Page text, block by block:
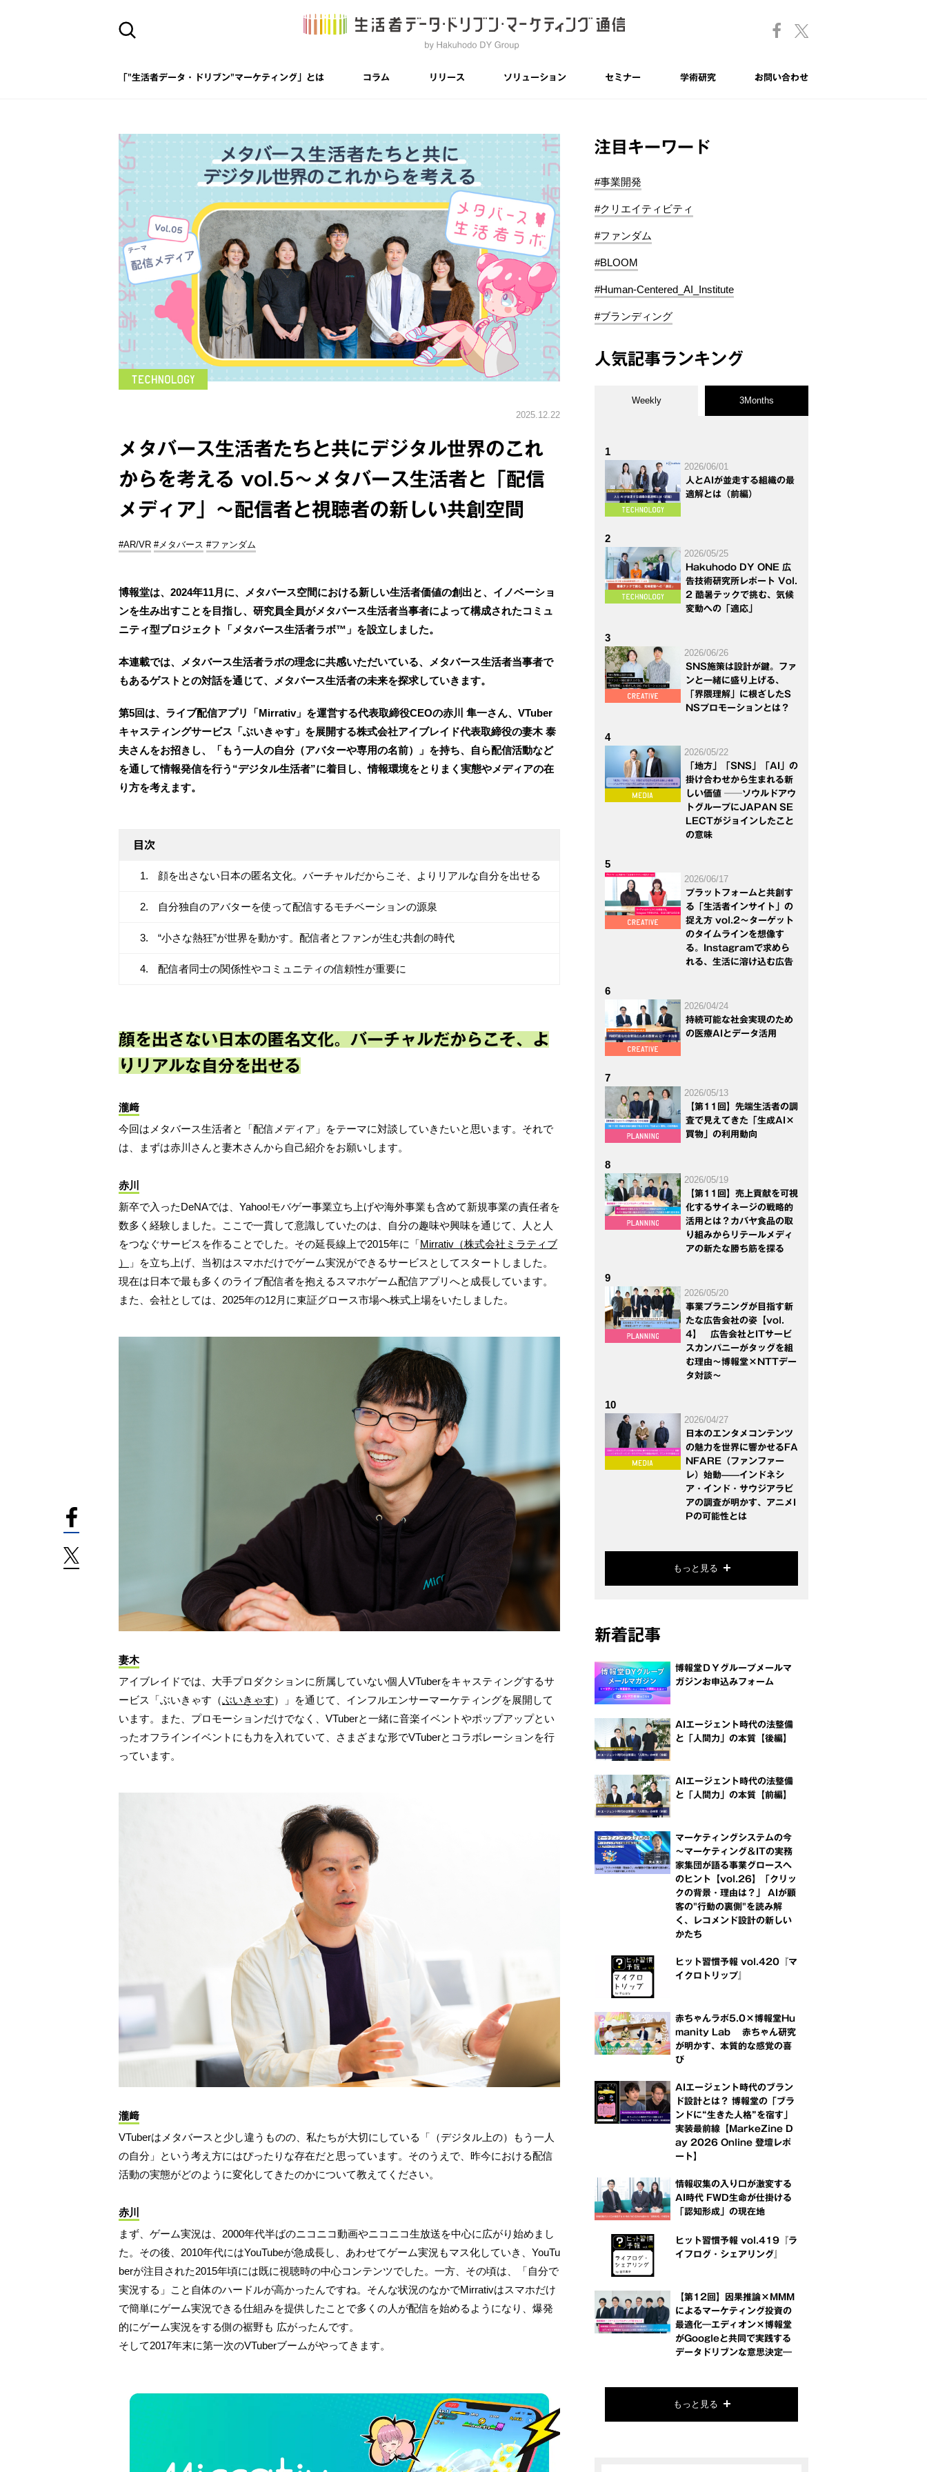
「"生活者データ・ドリブン"マーケティング」とは コラム リリース ソリューション セミナー 学術研究 お問い合わせ
2025.12.22
メタバース生活者たちと共にデジタル世界のこれ
からを考える vol.5～メタバース生活者と「配信
メディア」～配信者と視聴者の新しい共創空間
#AR/VR #メタバース #ファンダム
博報堂は、2024年11月に、メタバース空間における新しい生活者価値の創出と、イノベーショ
ンを生み出すことを目指し、研究員全員がメタバース生活者当事者によって構成されたコミュ
ニティ型プロジェクト「メタバース生活者ラボ™」を設立しました。
本連載では、メタバース生活者ラボの理念に共感いただいている、メタバース生活者当事者で
もあるゲストとの対話を通じて、メタバース生活者の未来を探求していきます。
第5回は、ライブ配信アプリ「Mirrativ」を運営する代表取締役CEOの赤川 隼一さん、VTuber
キャスティングサービス「ぶいきゃす」を展開する株式会社アイブレイド代表取締役の妻木 泰
夫さんをお招きし、「もう一人の自分（アバターや専用の名前）」を持ち、自ら配信活動など
を通して情報発信を行う“デジタル生活者”に着目し、情報環境をとりまく実態やメディアの在
り方を考えます。
目次
顔を出さない日本の匿名文化。バーチャルだからこそ、よりリアルな自分を出せる
自分独自のアバターを使って配信するモチベーションの源泉
“小さな熱狂”が世界を動かす。配信者とファンが生む共創の時代
配信者同士の関係性やコミュニティの信頼性が重要に
顔を出さない日本の匿名文化。バーチャルだからこそ、よ
りリアルな自分を出せる
瀧﨑
今回はメタバース生活者と「配信メディア」をテーマに対談していきたいと思います。それで
は、まずは赤川さんと妻木さんから自己紹介をお願いします。
赤川
新卒で入ったDeNAでは、Yahoo!モバゲー事業立ち上げや海外事業も含めて新規事業の責任者を
数多く経験しました。ここで一貫して意識していたのは、自分の趣味や興味を通じて、人と人
をつなぐサービスを作ることでした。その延長線上で2015年に「Mirrativ（株式会社ミラティブ
）
」を立ち上げ、当初はスマホだけでゲーム実況ができるサービスとしてスタートしました。
現在は日本で最も多くのライブ配信者を抱えるスマホゲーム配信アプリへと成長しています。
また、会社としては、2025年の12月に東証グロース市場へ株式上場をいたしました。
妻木
アイブレイドでは、大手プロダクションに所属していない個人VTuberをキャスティングするサ
ービス「ぶいきゃす（ぶいきゃす）」を通じて、インフルエンサーマーケティングを展開して
います。また、プロモーションだけでなく、VTuberと一緒に音楽イベントやポップアップとい
ったオフラインイベントにも力を入れていて、さまざまな形でVTuberとコラボレーションを行
っています。
瀧﨑
VTuberはメタバースと少し違うものの、私たちが大切にしている「（デジタル上の）もう一人
の自分」という考え方にはぴったりな存在だと思っています。そのうえで、昨今における配信
活動の実態がどのように変化してきたのかについて教えてください。
赤川
まず、ゲーム実況は、2000年代半ばのニコニコ動画やニコニコ生放送を中心に広がり始めまし
た。その後、2010年代にはYouTubeが急成長し、あわせてゲーム実況もマス化していき、YouTu
berが注目された2015年頃には既に視聴時の中心コンテンツでした。一方、その頃は、「自分で
実況する」こと自体のハードルが高かったんですね。そんな状況のなかでMirrativはスマホだけ
で簡単にゲーム実況できる仕組みを提供したことで多くの人が配信を始めるようになり、爆発
的にゲーム実況をする側の裾野も 広がったんです。
そして2017年末に第一次のVTuberブームがやってきます。
注目キーワード
#事業開発
#クリエイティビティ
#ファンダム
#BLOOM
#Human-Centered_AI_Institute
#ブランディング
人気記事ランキング
Weekly 3Months
1
2026/06/01
人とAIが並走する組織の最
適解とは（前編）
2
2026/05/25
Hakuhodo DY ONE 広
告技術研究所レポート Vol.
2 酷暑テックで挑む、気候
変動への「適応」
3
2026/06/26
SNS施策は設計が鍵。ファ
ンと一緒に盛り上げる、
「界隈理解」に根ざしたS
NSプロモーションとは？
4
2026/05/22
「地方」「SNS」「AI」の
掛け合わせから生まれる新
しい価値 ──ソウルドアウ
トグループにJAPAN SE
LECTがジョインしたこと
の意味
5
2026/06/17
プラットフォームと共創す
る「生活者インサイト」の
捉え方 vol.2～ターゲット
のタイムラインを想像す
る。Instagramで求めら
れる、生活に溶け込む広告
6
2026/04/24
持続可能な社会実現のため
の医療AIとデータ活用
7
2026/05/13
【第11回】先端生活者の調
査で見えてきた「生成AI×
買物」の利用動向
8
2026/05/19
【第11回】売上貢献を可視
化するサイネージの戦略的
活用とは？カバヤ食品の取
り組みからリテールメディ
アの新たな勝ち筋を探る
9
2026/05/20
事業プラニングが目指す新
たな広告会社の姿【vol.
4】 広告会社とITサービ
スカンパニーがタッグを組
む理由～博報堂×NTTデー
タ対談～
10
2026/04/27
日本のエンタメコンテンツ
の魅力を世界に響かせるFA
NFARE（ファンファー
レ）始動——インドネシ
ア・インド・サウジアラビ
アの調査が明かす、アニメI
Pの可能性とは
もっと見る
新着記事
博報堂ＤＹグループメールマ
ガジンお申込みフォーム
AIエージェント時代の法整備
と「人間力」の本質【後編】
AIエージェント時代の法整備
と「人間力」の本質【前編】
マーケティングシステムの今
～マーケティング＆ITの実務
家集団が語る事業グロースへ
のヒント【vol.26】「クリッ
クの背景・理由は？」 AIが顧
客の"行動の裏側"を読み解
く、レコメンド設計の新しい
かたち
ヒット習慣予報 vol.420『マ
イクロトリップ』
赤ちゃんラボ5.0×博報堂Hu
manity Lab 赤ちゃん研究
が明かす、本質的な感覚の喜
び
AIエージェント時代のブラン
ド設計とは？ 博報堂の「ブラ
ンドに“生きた人格”を宿す」
実装最前線【MarkeZine D
ay 2026 Online 登壇レポ
ート】
情報収集の入り口が激変する
AI時代 FWD生命が仕掛ける
「認知形成」の現在地
ヒット習慣予報 vol.419『ラ
イフログ・シェアリング』
【第12回】因果推論×MMM
によるマーケティング投資の
最適化―エディオン×博報堂
がGoogleと共同で実践する
データドリブンな意思決定―
もっと見る